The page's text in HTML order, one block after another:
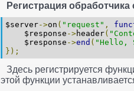
Регистрация
$server->on ( "request" ,
$response ->header(
$response ->end ( "Hello,
});
Здесь регистрируется
этой функции